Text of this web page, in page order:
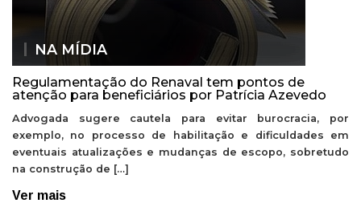
NA MÍDIA
Regulamentação do Renaval tem pontos de
atenção para beneficiários por Patrícia Azevedo
Advogada sugere cautela para evitar burocracia, por
exemplo, no processo de habilitação e dificuldades em
eventuais atualizações e mudanças de escopo, sobretudo
na construção de […]
Ver mais